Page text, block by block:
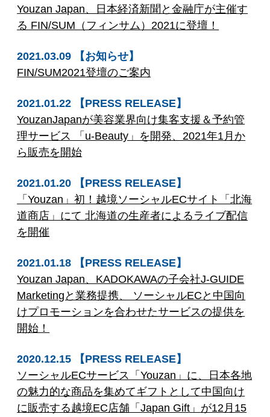
Youzan Japan、日本経済新聞と金融庁が主催す
る FIN/SUM（フィンサム）2021に登壇！
2021.03.09 【お知らせ】
FIN/SUM2021登壇のご案内
2021.01.22 【PRESS RELEASE】
YouzanJapanが美容業界向け集客支援＆予約管
理サービス 「u-Beauty」を開発、2021年1月か
ら販売を開始
2021.01.20 【PRESS RELEASE】
「Youzan」初！越境ソーシャルECサイト「北海
道商店」にて 北海道の生産者によるライブ配信
を開催
2021.01.18 【PRESS RELEASE】
Youzan Japan、KADOKAWAの子会社J-GUIDE
Marketingと業務提携、 ソーシャルECと中国向
けプロモーションを合わせたサービスの提供を
開始！
2020.12.15 【PRESS RELEASE】
ソーシャルECサービス「Youzan」に、日本各地
の魅力的な商品を集めてギフトとして中国向け
に販売する越境EC店舗「Japan Gift」が12月15